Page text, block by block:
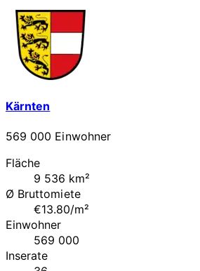
Kärnten
569 000 Einwohner
Fläche
9 536 km²
Ø Bruttomiete
€13.80/m²
Einwohner
569 000
Inserate